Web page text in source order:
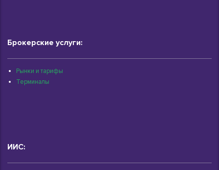
Брокерские услуги:
Рынки и тарифы
Терминалы
ИИС: